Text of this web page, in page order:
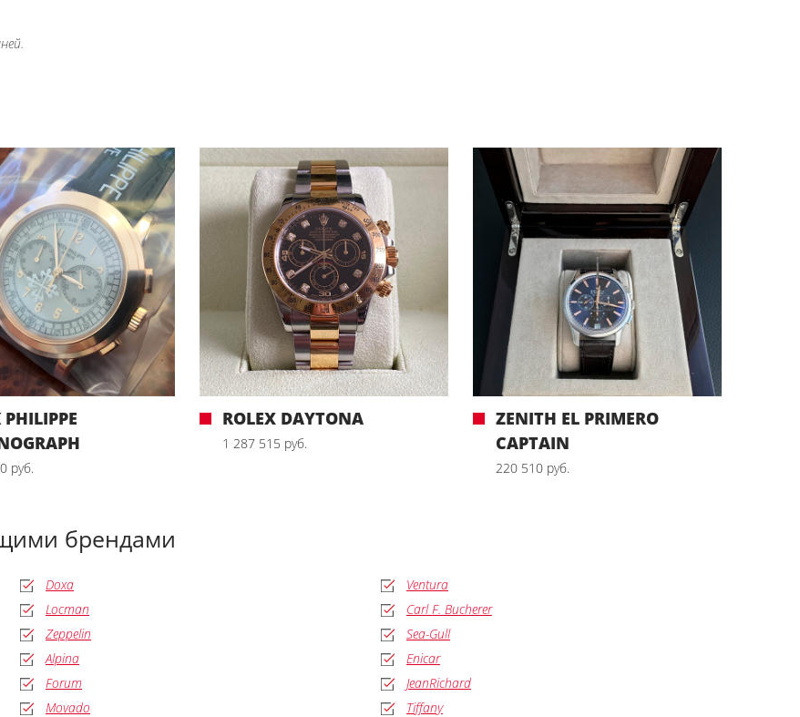
PHILIPPE
руб.
ROLEX DAYTONA
1 287 515 руб.
ZENITH EL PRIMERO
CAPTAIN
220 510 руб.
брендами
Doxa
Locman
Zeppelin
Alpina
Forum
Movado
Ventura
Carl F. Bucherer
Sea-Gull
Enicar
JeanRichard
Tiffany